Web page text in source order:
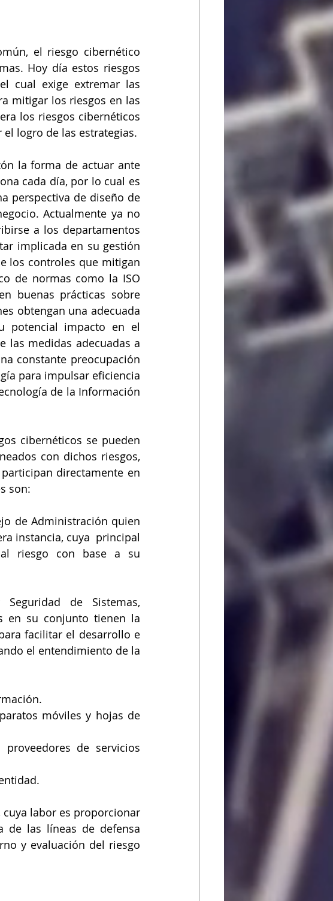
el riesgo cibernético
Hoy día estos riesgos
cual exige extremar las
mitigar los riesgos en las
los riesgos cibernéticos
logro de las estrategias.
la forma de actuar ante
cada día, por lo cual es
perspectiva de diseño de
Actualmente ya no
a los departamentos
implicada en su gestión
los controles que mitigan
de normas como la ISO
buenas prácticas sobre
obtengan una adecuada
potencial impacto en el
las medidas adecuadas a
constante preocupación
para impulsar eficiencia
de la Información
cibernéticos se pueden
con dichos riesgos,
directamente en
son:
de Administración quien
instancia, cuya  principal
riesgo con base a su
de Sistemas,
en su conjunto tienen la
facilitar el desarrollo e
el entendimiento de la
móviles y hojas de
de servicios
labor es proporcionar
de las líneas de defensa
y evaluación del riesgo